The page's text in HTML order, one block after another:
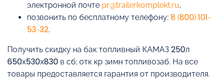
электронной почте pr@trailerkomplekt.ru,
позвонить по бесплатному телефону: 8 (800) 101-
53-32.
Получить скидку на бак топливный КАМАЗ 250л
650х530х830 в сб; отк кр зимн топливозаб. На все
товары предоставляется гарантия от производителя.